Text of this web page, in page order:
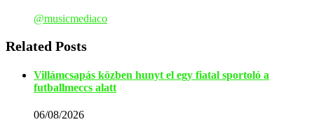
@musicmediaco
Related Posts
Villámcsapás közben hunyt el egy fiatal sportoló a
futballmeccs alatt
06/08/2026